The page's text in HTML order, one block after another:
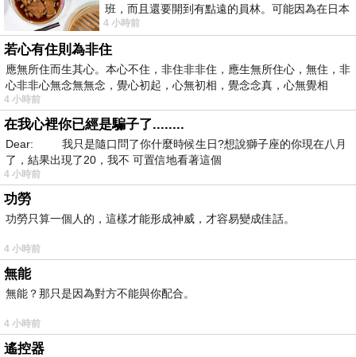
班，而且還要開到有點遠的員林。可能因為在日本
花不少錢，星期一出門上班時，心裡沒有一
4 小時前
若心有住則為非住
應無所住而生其心。本心不住，非住非非住，應生無所住心，無住，非
心非非心無念無無念，覺心初起，心無初相，覺念念真，心無覺相
4 小時前
在我心裡你已經是騙子了........
Dear: 我只是隨口問了你什麼時候生日?想說獅子座的你現在八月
了，結果出現了20，我不 可置信地看著這個
4 小時前
功勞
功勞只算一個人的，這樣才能形成神威，才容易變成佳話。
4 小時前
無能
無能？那只是因為對方不能與你配合。
4 小時前
遙控器